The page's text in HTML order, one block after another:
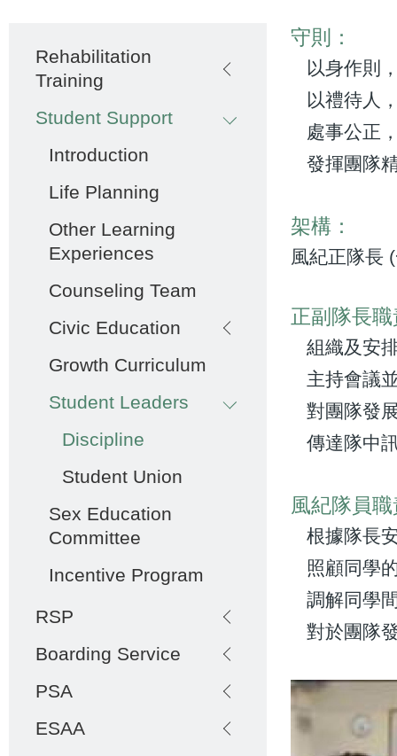
守則：
以身作則
以禮待人
處事公正
發揮團隊
架構：
風紀正隊長
正副隊長
組織及安
主持會議
對團隊發
傳達隊中
風紀隊員
根據隊長
照顧同學
調解同學
對於團隊
navigation
Rehabilitation
Training
Student Support
Introduction
Life Planning
Other Learning
Experiences
Counseling Team
Civic Education
Growth Curriculum
Student Leaders
Discipline
Student Union
Sex Education
Committee
Incentive Program
RSP
Boarding Service
PSA
ESAA